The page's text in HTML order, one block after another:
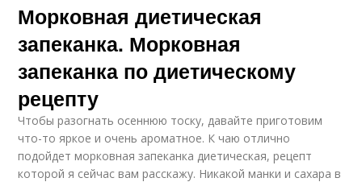
Морковная диетическая
запеканка. Морковная
запеканка по диетическому
рецепту
Чтобы разогнать осеннюю тоску, давайте приготовим
что-то яркое и очень ароматное. К чаю отлично
подойдет морковная запеканка диетическая, рецепт
которой я сейчас вам расскажу. Никакой манки и сахара в